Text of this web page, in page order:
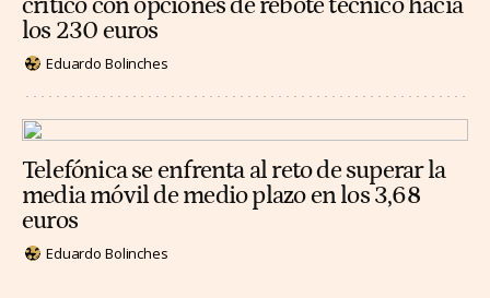
crítico con opciones de rebote técnico hacia
los 230 euros
Eduardo Bolinches
Telefónica se enfrenta al reto de superar la
media móvil de medio plazo en los 3,68
euros
Eduardo Bolinches